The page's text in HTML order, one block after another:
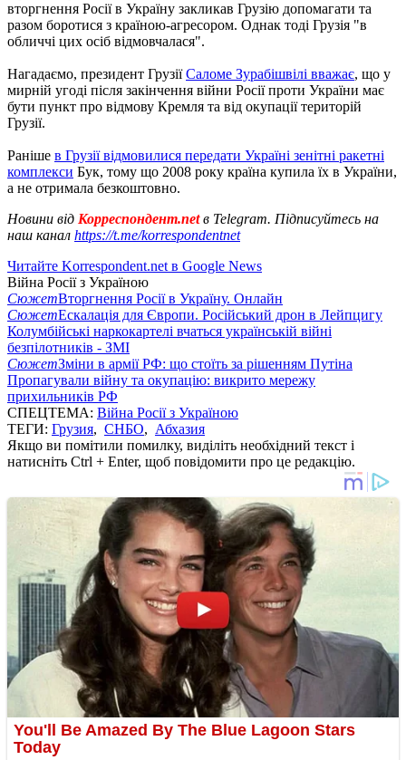
вторгнення Росії в Україну закликав Грузію допомагати та
разом боротися з країною-агресором. Однак тоді Грузія "в
обличчі цих осіб відмовчалася".
Нагадаємо, президент ГрузіїСаломе Зурабішвілі вважає, що у
мирній угоді після закінчення війни Росії проти України має
бути пункт про відмову Кремля та від окупації територій
Грузії.
Раніше в Грузії відмовилися передати Україні зенітні ракетні
комплекси Бук, тому що 2008 року країна купила їх в України,
а не отримала безкоштовно.
Новини від Корреспондент.netв Telegram. Підписуйтесь на
наш канал https://t.me/korrespondentnet
Читайте Korrespondent.net в Google News
Війна Росії з Україною
СюжетВторгнення Росії в Україну. Онлайн
СюжетЕскалація для Європи. Російський дрон в Лейпцигу
Колумбійські наркокартелі вчаться українській війні
безпілотників - ЗМІ
СюжетЗміни в армії РФ: що стоїть за рішенням Путіна
Пропагували війну та окупацію: викрито мережу
прихильників РФ
СПЕЦТЕМА: Війна Росії з Україною
ТЕГИ: Грузия, СНБО, Абхазия
Якщо ви помітили помилку, виділіть необхідний текст і
натисніть Ctrl + Enter, щоб повідомити про це редакцію.